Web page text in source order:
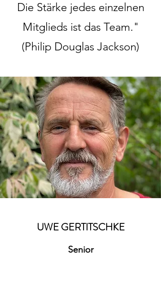
Die Stärke jedes einzelnen
Mitglieds ist das Team."
(Philip Douglas Jackson)
UWE GERTITSCHKE
Senior